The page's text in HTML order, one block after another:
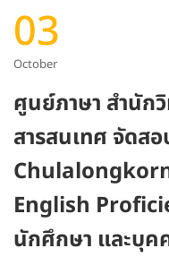
03
October
ศูนย์ภาษา สำนัก
สารสนเทศ จัดสอ
English
นักศึกษา และบุค